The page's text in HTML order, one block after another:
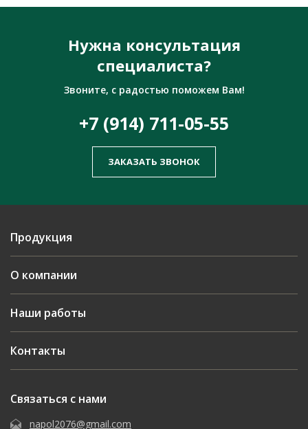
Нужна консультация
специалиста?
Звоните, с радостью поможем Вам!
+7 (914) 711-05-55
ЗАКАЗАТЬ ЗВОНОК
Продукция
О компании
Наши работы
Контакты
Связаться с нами
napol2076@gmail.com